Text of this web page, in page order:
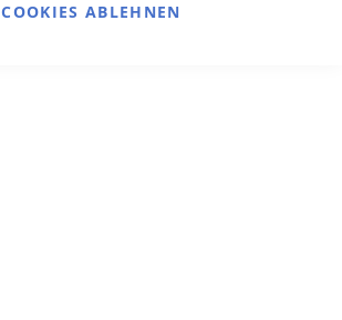
COOKIES ABLEHNEN